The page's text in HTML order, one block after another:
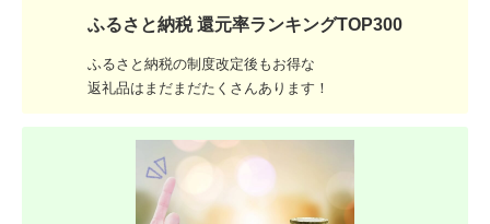
ふるさと納税 還元率ランキングTOP300
ふるさと納税の制度改定後もお得な
返礼品はまだまだたくさんあります！